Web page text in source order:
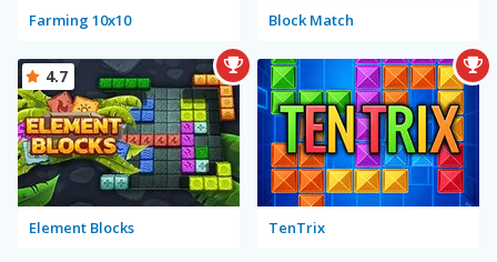
Farming 10x10 Block Match
Element Blocks
4.7
TenTrix